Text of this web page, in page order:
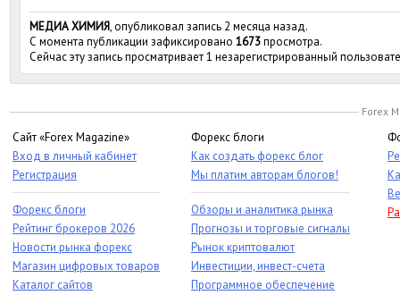
МЕДИА ХИМИЯ, опубликовал запись 2 месяца назад.
С момента публикации зафиксировано 1673просмотра.
Сейчас эту запись просматривает 1 незарегистрированный
Forex
Сайт «Forex Magazine»
Вход в личный кабинет
Регистрация
Форекс блоги
Рейтинг брокеров 2026
Новости рынка форекс
Магазин цифровых товаров
Каталог сайтов
Форекс блоги
Как создать форекс блог
Мы платим авторам блогов!
Обзоры и аналитика рынка
Прогнозы и торговые сигналы
Рынок криптовалют
Инвестиции, инвест-счета
Программное обеспечение